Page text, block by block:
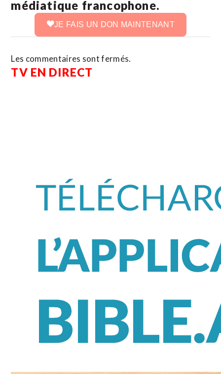
médiatique francophone.
JE FAIS UN DON MAINTENANT
Les commentaires sont fermés.
TV EN DIRECT